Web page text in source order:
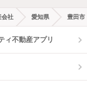
会社 愛知県 豊田市
ィ不動産アプリ